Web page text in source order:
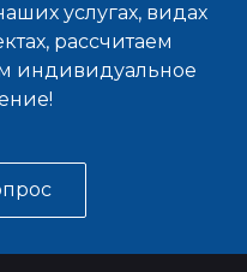
услугах, видах
рассчитаем
индивидуальное